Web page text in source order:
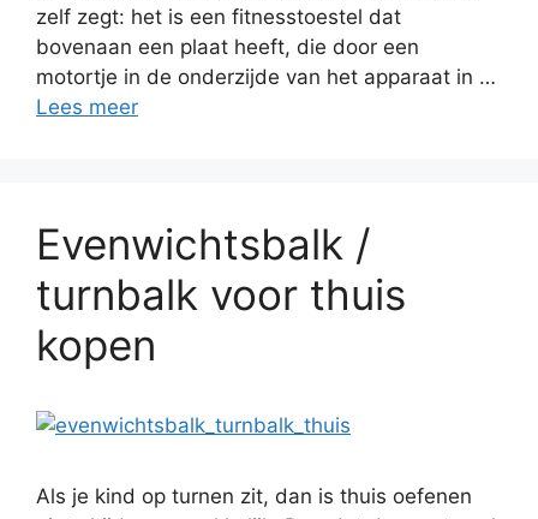
zelf zegt: het is een fitnesstoestel dat
bovenaan een plaat heeft, die door een
motortje in de onderzijde van het apparaat in …
Lees meer
Evenwichtsbalk /
turnbalk voor thuis
kopen
Als je kind op turnen zit, dan is thuis oefenen